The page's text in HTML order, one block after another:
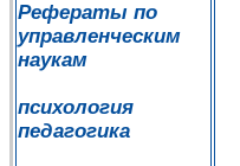
Рефераты по
управленческим
наукам
психология
педагогика